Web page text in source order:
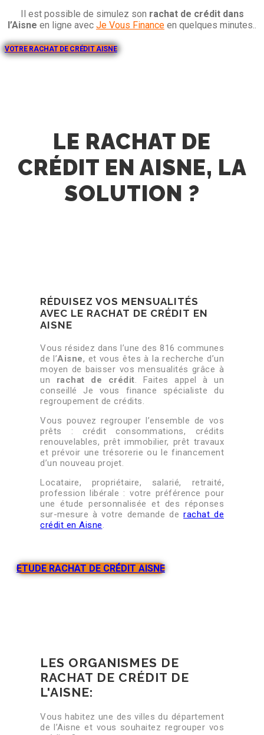
Il est possible de simulez son rachat de crédit dans
l’Aisne en ligne avec Je Vous Finance en quelques minutes..
VOTRE RACHAT DE CRÉDIT AISNE
LE RACHAT DE
CRÉDIT EN AISNE, LA
SOLUTION ?
RÉDUISEZ VOS MENSUALITÉS
AVEC LE RACHAT DE CRÉDIT EN
AISNE
Vous résidez dans l’une des 816 communes
de l’Aisne, et vous êtes à la recherche d’un
moyen de baisser vos mensualités grâce à
un rachat de crédit. Faites appel à un
conseillé Je vous finance spécialiste du
regroupement de crédits.
Vous pouvez regrouper l’ensemble de vos
prêts : crédit consommations, crédits
renouvelables, prêt immobilier, prêt travaux
et prévoir une trésorerie ou le financement
d’un nouveau projet.
Locataire, propriétaire, salarié, retraité,
profession libérale : votre préférence pour
une étude personnalisée et des réponses
sur-mesure à votre demande derachat de
crédit en Aisne.
ETUDE RACHAT DE CRÉDIT AISNE
LES ORGANISMES DE
RACHAT DE CRÉDIT DE
L'AISNE:
Vous habitez une des villes du département
de l’Aisne et vous souhaitez regrouper vos